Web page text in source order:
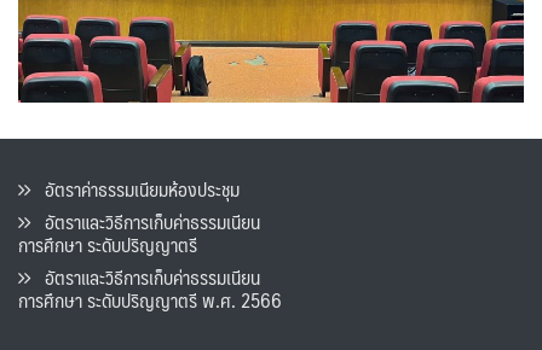
อัตราค่าธรรมเนียมห้องประชุม
อัตราและวิธีการเก็บค่าธรรมเนียน
การศึกษา ระดับปริญญาตรี
อัตราและวิธีการเก็บค่าธรรมเนียน
การศึกษา ระดับปริญญาตรี พ.ศ. 2566